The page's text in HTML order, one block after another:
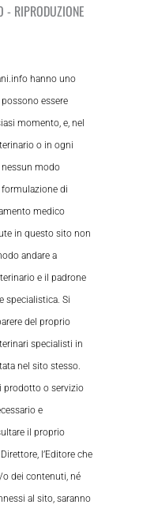
RIPRODUZIONE
hanno uno
essere
momento, e, nel
o in ogni
nessun modo
di
medico
in questo sito non
andare a
e il padrone
specialistica. Si
del proprio
specialisti in
nel sito stesso.
prodotto o servizio
e
il proprio
l’Editore che
dei contenuti, né
al sito, saranno